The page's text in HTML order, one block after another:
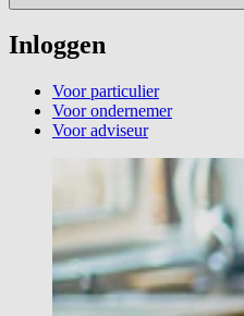
Inloggen
Voor particulier
Voor ondernemer
Voor adviseur